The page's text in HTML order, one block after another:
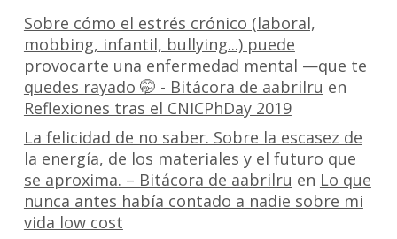
Sobre cómo el estrés crónico (laboral,
mobbing, infantil, bullying...) puede
provocarte una enfermedad mental —que te
quedes rayado 🤭 - Bitácora de aabrilru en
Reflexiones tras el CNICPhDay 2019
La felicidad de no saber. Sobre la escasez de
la energía, de los materiales y el futuro que
se aproxima. – Bitácora de aabrilru en Lo que
nunca antes había contado a nadie sobre mi
vida low cost